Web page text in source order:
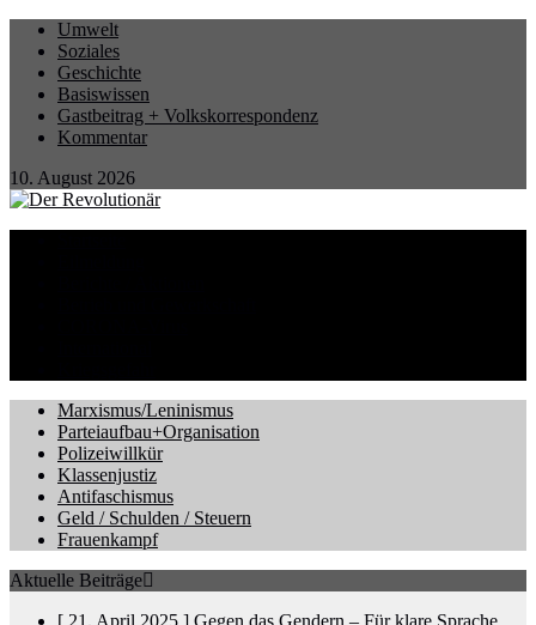
Umwelt
Soziales
Geschichte
Basiswissen
Gastbeitrag + Volkskorrespondenz
Kommentar
10. August 2026
Marxismus/Leninismus
Parteiaufbau+Organisation
Polizeiwillkür
Klassenjustiz
Antifaschismus
Geld / Schulden / Steuern
Frauenkampf
Aktuelle Beiträge
[ 21. April 2025 ] Gegen das Gendern – Für klare Sprache